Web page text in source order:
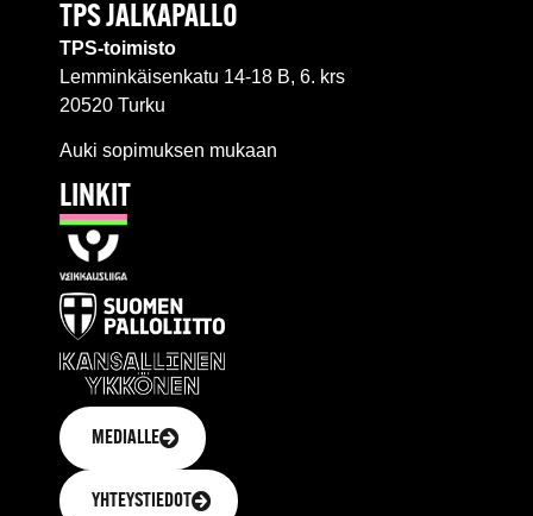
TPS JALKAPALLO
TPS-toimisto
Lemminkäisenkatu 14-18 B, 6. krs
20520 Turku
Auki sopimuksen mukaan
LINKIT
MEDIALLE
YHTEYSTIEDOT